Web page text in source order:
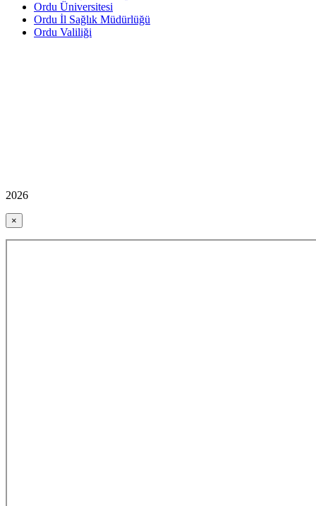
Ordu Üniversitesi
Ordu İl Sağlık Müdürlüğü
Ordu Valiliği
2026
×